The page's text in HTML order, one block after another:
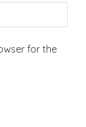
for the